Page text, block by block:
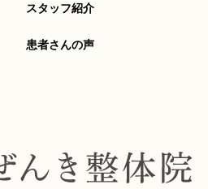
スタッフ紹介
患者さんの声